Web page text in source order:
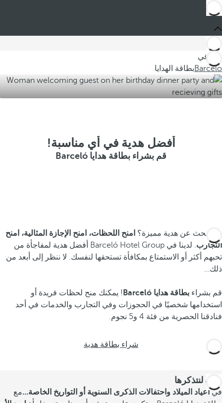
أنت في
Barcelóبطاقة الهدايا
أفضل هدية في أي مناسبة!
قم بشراء بطاقة هدايا Barceló
هل تبحث عن هدية مميزة؟ امنح اللحظات، امنح الإجازة المثالية، امنح
التجارب
. لدينا في Barceló Hotel Group أفضل هدية لمفاجأة من
تحبهم أكثر أو الاستمتاع بمكافأة تستحقها لنفسك. لا ننظر إلى أبعد من
ذلك…
قم بشراء بطاقة هدايا Barceló ! يمكنك منح لحظات فريدة أو
استخدامها شخصيًا في الحجوزات وفي التجارب والخدمات في أحد
فنادقنا الحصرية من فئة 4 و5 نجوم.
شراء بطاقة هدية
هدية لنتذكرها
فيأعياد الميلاد واحتفالات الذكرى السنوية أو التواريخ الخاصة...مع